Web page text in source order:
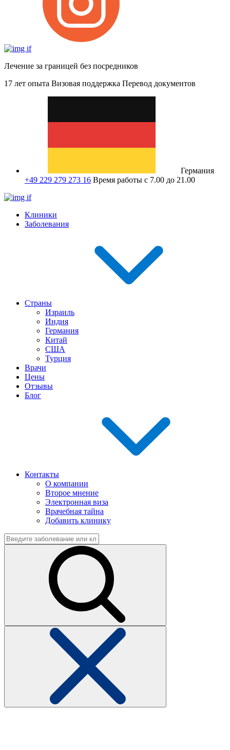
Лечение за границей без посредников
17 лет опыта Визовая поддержка Перевод документов
Германия
+49 229 279 273 16 Время работы с 7.00 до 21.00
Клиники
Заболевания
Страны
Израиль
Индия
Германия
Китай
США
Турция
Врачи
Цены
Отзывы
Блог
Контакты
О компании
Второе мнение
Электронная виза
Врачебная тайна
Добавить клинику